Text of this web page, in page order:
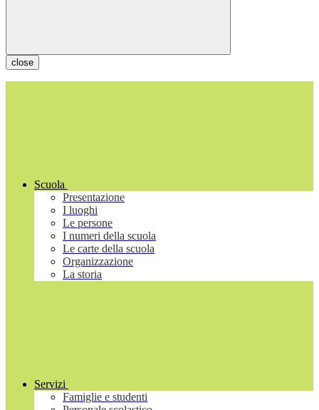
close
Scuola
Presentazione
I luoghi
Le persone
I numeri della scuola
Le carte della scuola
Organizzazione
La storia
Servizi
Famiglie e studenti